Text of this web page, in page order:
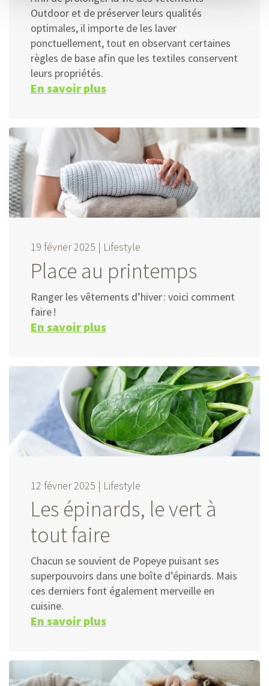
Outdoor et de préserver leurs qualités
optimales, il importe de les laver
ponctuellement, tout en observant certaines
règles de base afin que les textiles conservent
leurs propriétés.
En savoir plus
19 février 2025 | Lifestyle
Place au printemps
Ranger les vêtements d’hiver : voici comment
faire !
En savoir plus
12 février 2025 | Lifestyle
Les épinards, le vert à
tout faire
Chacun se souvient de Popeye puisant ses
superpouvoirs dans une boîte d’épinards. Mais
ces derniers font également merveille en
cuisine.
En savoir plus